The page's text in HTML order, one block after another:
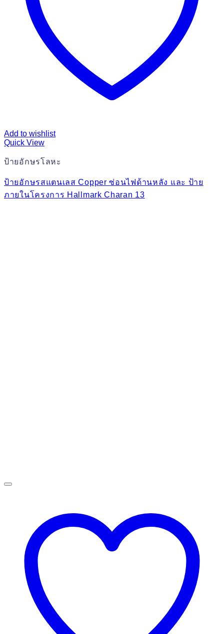
Add to wishlist
Quick View
ป้ายอักษรโลหะ
ป้ายอักษรสแตนเลส Copper ซ่อนไฟด้านหลัง และ ป้าย
ภายในโครงการ Hallmark Charan 13